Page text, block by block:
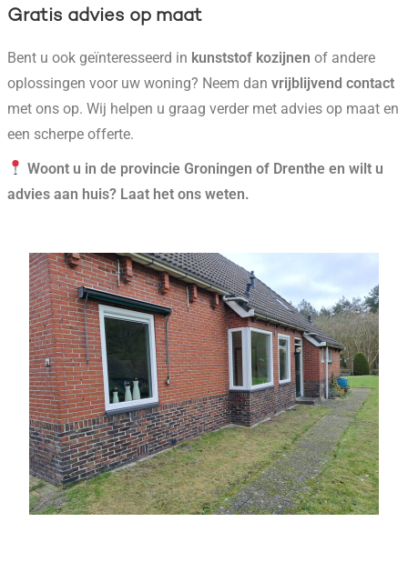
Gratis advies op maat
Bent u ook geïnteresseerd in kunststof kozijnen of andere
oplossingen voor uw woning? Neem dan vrijblijvend contact
met ons op. Wij helpen u graag verder met advies op maat en
een scherpe offerte.
Woont u in de provincie Groningen of Drenthe en wilt u
advies aan huis? Laat het ons weten.